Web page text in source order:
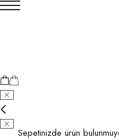
Sepetinizde ürün